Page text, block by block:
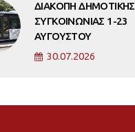
ΔΙΑΚΟΠΗ ΔΗΜΟΤΙΚΗΣ
ΣΥΓΚΟΙΝΩΝΙΑΣ 1-23
ΑΥΓΟΥΣΤΟΥ
30.07.2026